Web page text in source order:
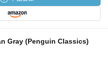
Gray (Penguin Classics)